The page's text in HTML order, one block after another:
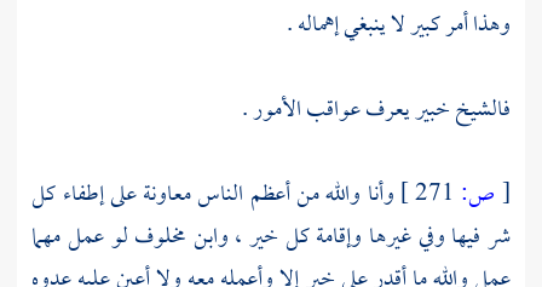
وهذا أمر كبير لا ينبغي إهماله .
فالشيخ خبير يعرف عواقب الأمور .
[ص:
وأنا والله من أعظم الناس معاونة على إطفاء كل
شر فيها وفي غيرها وإقامة كل خير ،وابن مخلوفلو عمل مهما